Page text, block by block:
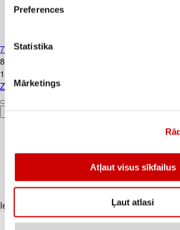
Preferences
Statistika
Mārketings
Atļaut visus sīkfailus
Ļaut atlasi
Zobu pasta
75ml
8
113,2€/l
Zobu pasta ELMEX Caries Protection 75ml
Iesakām ar